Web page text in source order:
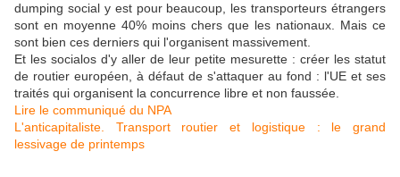
dumping social y est pour beaucoup, les transporteurs étrangers
sont en moyenne 40% moins chers que les nationaux. Mais ce
sont bien ces derniers qui l'organisent massivement.
Et les socialos d'y aller de leur petite mesurette : créer les statut
de routier européen, à défaut de s'attaquer au fond : l'UE et ses
traités qui organisent la concurrence libre et non faussée.
Lire le communiqué du NPA
L'anticapitaliste. Transport routier et logistique : le grand
lessivage de printemps